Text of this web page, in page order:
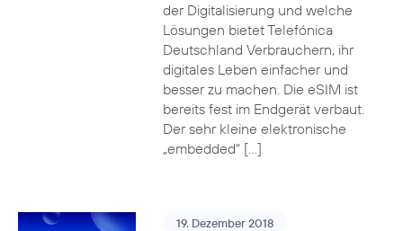
der Digitalisierung und welche
Lösungen bietet Telefónica
Deutschland Verbrauchern, ihr
digitales Leben einfacher und
besser zu machen. Die eSIM ist
bereits fest im Endgerät verbaut.
Der sehr kleine elektronische
„embedded“ […]
19. Dezember 2018